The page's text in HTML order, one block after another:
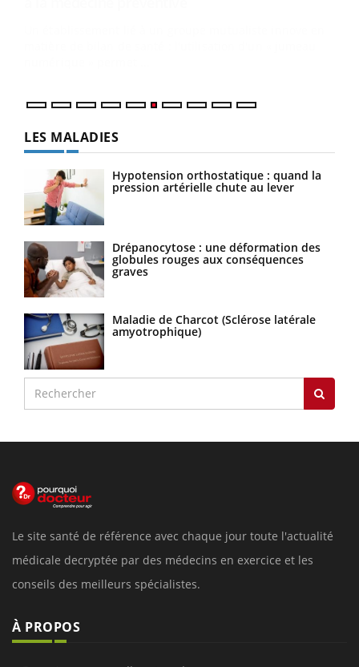
LES MALADIES
Hypotension orthostatique : quand la
pression artérielle chute au lever
Drépanocytose : une déformation des
globules rouges aux conséquences
graves
Maladie de Charcot (Sclérose latérale
amyotrophique)
Le site santé de référence avec chaque jour toute l'actualité
médicale decryptée par des médecins en exercice et les
conseils des meilleurs spécialistes.
À PROPOS